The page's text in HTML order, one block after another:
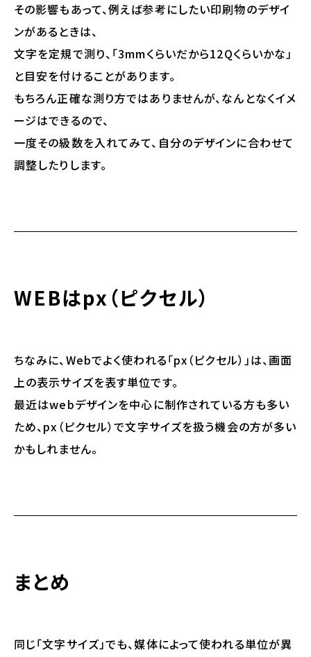
その影響もあって、例えば参考にしたい印刷物のデザイ
ンがあるときは、
文字を定規で測り、「3mmくらいだから12Qくらいかな」
と目安を付けることがあります。
もちろん正確な測り方ではありませんが、なんとなくイメ
ージはできるので、
一度その級数を入れてみて、自分のデザインに合わせて
調整したりします。
WEBはpx（ピクセル）
ちなみに、Webでよく使われる「px（ピクセル）」は、画面
上の表示サイズを表す単位です。
最近はwebデザインを中心に制作されている方も多い
ため、px（ピクセル）で文字サイズを扱う機会の方が多い
かもしれません。
まとめ
同じ「文字サイズ」でも、媒体によって使われる単位が異